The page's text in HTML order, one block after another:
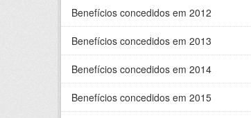
Benefícios concedidos em 2012
Benefícios concedidos em 2013
Benefícios concedidos em 2014
Benefícios concedidos em 2015